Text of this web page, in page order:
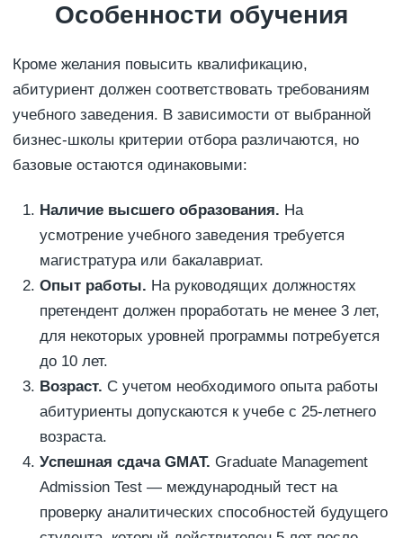
Особенности обучения
Кроме желания повысить квалификацию,
абитуриент должен соответствовать требованиям
учебного заведения. В зависимости от выбранной
бизнес-школы критерии отбора различаются, но
базовые остаются одинаковыми:
Наличие высшего образования. На
усмотрение учебного заведения требуется
магистратура или бакалавриат.
Опыт работы. На руководящих должностях
претендент должен проработать не менее 3 лет,
для некоторых уровней программы потребуется
до 10 лет.
Возраст. С учетом необходимого опыта работы
абитуриенты допускаются к учебе с 25-летнего
возраста.
Успешная сдача GMAT. Graduate Management
Admission Test — международный тест на
проверку аналитических способностей будущего